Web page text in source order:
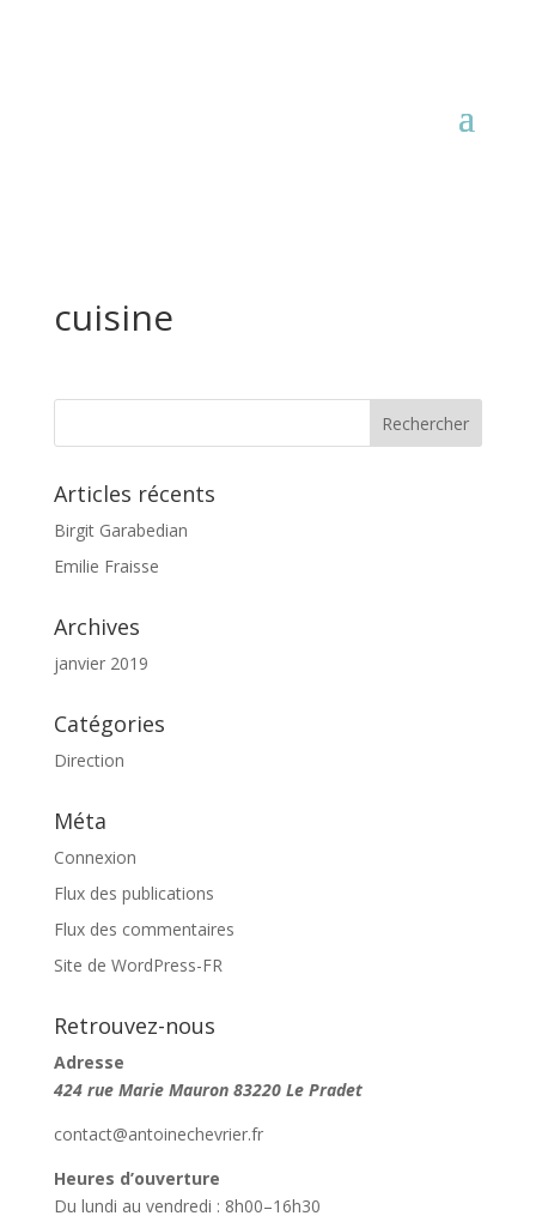
cuisine
Articles récents
Birgit Garabedian
Emilie Fraisse
Archives
janvier 2019
Catégories
Direction
Méta
Connexion
Flux des publications
Flux des commentaires
Site de WordPress-FR
Retrouvez-nous
Adresse
424 rue Marie Mauron 83220 Le Pradet
contact@antoinechevrier.fr
Heures d’ouverture
Du lundi au vendredi : 8h00–16h30